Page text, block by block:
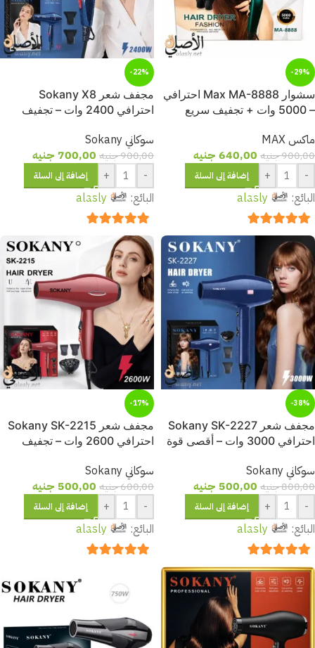
-29%
سشوار Max MA-8888 احترافي
– 5000 وات + تجفيف سريع
ماكس MAX
900,00جنيه 640,00 جنيه
-
+ إضافة إلى السلة
البائع: alasly
5
out of 5
-22%
مجفف شعر Sokany X8
احترافي 2400 وات – تجفيف
سوكاني Sokany
900,00جنيه 700,00 جنيه
-
+ إضافة إلى السلة
البائع: alasly
5
out of 5
-38%
مجفف شعر Sokany SK-2227
احترافي 3000 وات – أقصى قوة
سوكاني Sokany
800,00جنيه 500,00 جنيه
-
+ إضافة إلى السلة
البائع: alasly
5
out of 5
-17%
مجفف شعر Sokany SK-2215
احترافي 2600 وات – تجفيف
سوكاني Sokany
600,00جنيه 500,00 جنيه
-
+ إضافة إلى السلة
البائع: alasly